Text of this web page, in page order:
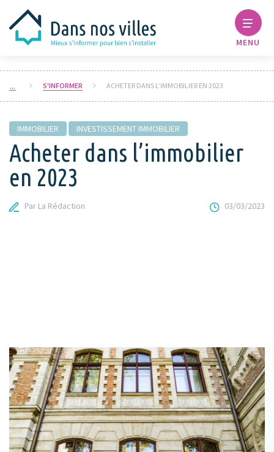
MENU
S'INFORMER ACHETER DANS L’IMMOBILIER EN 2023
IMMOBILIER INVESTISSEMENT IMMOBILIER
Acheter dans l’immobilier
en 2023
Par La Rédaction 03/03/2023